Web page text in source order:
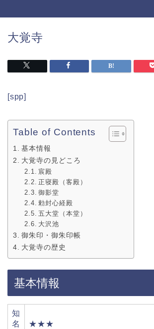
大覚寺
[spp]
Table of Contents
基本情報
大覚寺の見どころ
宸殿
正寝殿（客殿）
御影堂
勅封心経殿
五大堂（本堂）
大沢池
御朱印・御朱印帳
大覚寺の歴史
基本情報
知
名
★★★